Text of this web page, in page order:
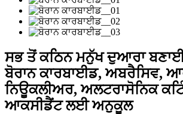
ਸਭ ਤੋਂ ਕਠਿਨ ਮਨੁੱਖ ਦੁਆਰਾ
ਬੋਰਾਨ ਕਾਰਬਾਈਡ, ਅਬਰੈਸਿਵ,
ਨਿਊਕਲੀਅਰ, ਅਲਟਰਾਸੋਨਿਕ
ਆਕਸੀਡੈਂਟ ਲਈ ਅਨੁਕੂਲ